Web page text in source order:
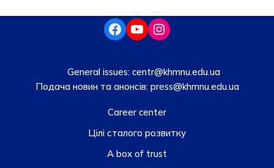
General issues: centr@khmnu.edu.ua
Подача новин та анонсів:press@khmnu.edu.ua
Career center
Цілі сталого розвитку
A box of trust